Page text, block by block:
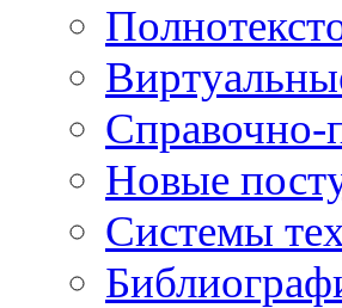
Справочно-
Новые
Cистемы